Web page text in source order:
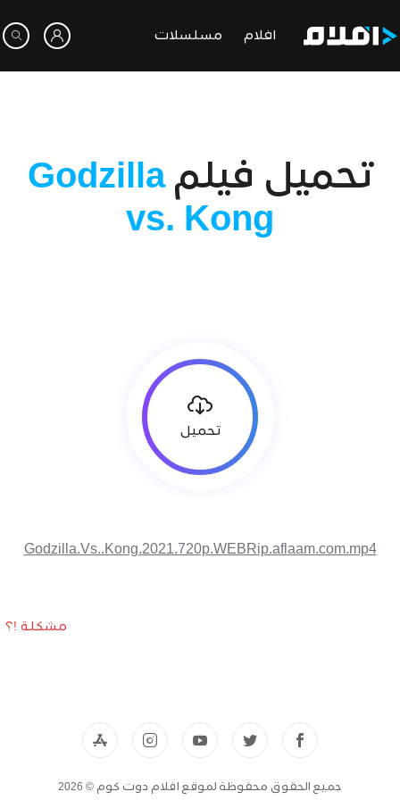
افلام مسلسلات
تحميل فيلمGodzilla
vs. Kong
تحميل
Godzilla.Vs..Kong.2021.720p.WEBRip.aflaam.com.mp4
مشكلة !؟
جميع الحقوق محفوظة لموقع افلام دوت كوم © 2026